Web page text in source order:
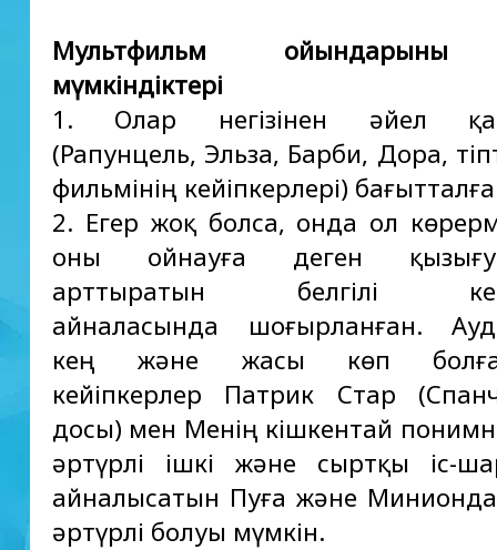
Мультфильм ойындарының
мүмкіндіктері
1. Олар негізінен әйел
(Рапунцель, Эльза, Барби, Дора,
фильмінің кейіпкерлері)
2. Егер жоқ болса, онда ол
оны ойнауға деген
арттыратын белгілі
айналасында шоғырланған.
кең және жасы көп
кейіпкерлер Патрик Стар
досы) мен Менің кішкентай
әртүрлі ішкі және сыртқы іс-
айналысатын Пуға және
әртүрлі болуы мүмкін.